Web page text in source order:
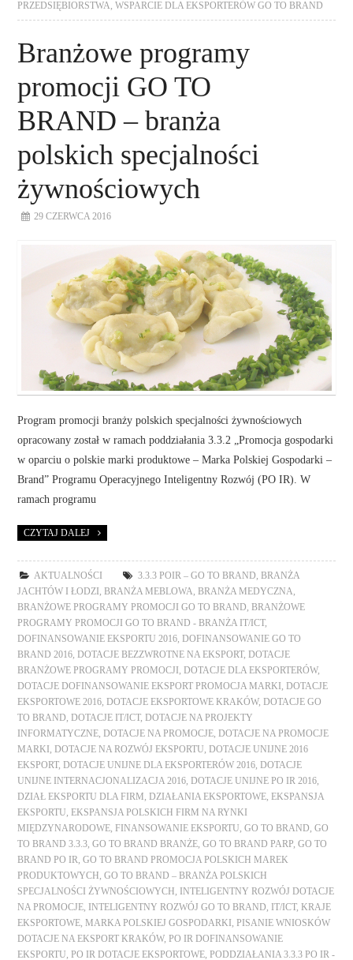
PRZEDSIĘBIORSTWA ,WSPARCIE DLA EKSPORTERÓW GO TO BRAND
Branżowe programy
promocji GO TO
BRAND – branża
polskich specjalności
żywnościowych
29 CZERWCA 2016
Program promocji branży polskich specjalności żywnościowych
opracowany został w ramach poddziałania 3.3.2 „Promocja gospodarki
w oparciu o polskie marki produktowe – Marka Polskiej Gospodarki –
Brand” Programu Operacyjnego Inteligentny Rozwój (PO IR). W
ramach programu
CZYTAJ DALEJ
AKTUALNOŚCI 3.3.3 POIR – GO TO BRAND ,BRANŻA
JACHTÓW I ŁODZI
,BRANŻA MEBLOWA ,BRANŻA MEDYCZNA
BRANŻOWE PROGRAMY PROMOCJI GO TO BRAND ,BRANŻOWE
PROGRAMY PROMOCJI GO TO BRAND - BRANŻA IT/ICT,
DOFINANSOWANIE EKSPORTU 2016 ,DOFINANSOWANIE GO TO
BRAND 2016 ,DOTACJE BEZZWROTNE NA EKSPORT,DOTACJE
BRANŻOWE PROGRAMY PROMOCJI
,DOTACJE DLA EKSPORTERÓW,
DOTACJE DOFINANSOWANIE EKSPORT PROMOCJA MARKI
,DOTACJE
EKSPORTOWE 2016 ,DOTACJE EKSPORTOWE KRAKÓW,DOTACJE GO
TO BRAND ,DOTACJE IT/ICT,DOTACJE NA PROJEKTY
INFORMATYCZNE ,DOTACJE NA PROMOCJE ,DOTACJE NA PROMOCJE
MARKI
,DOTACJE NA ROZWÓJ EKSPORTU ,DOTACJE UNIJNE 2016
EKSPORT,DOTACJE UNIJNE DLA EKSPORTERÓW 2016 ,DOTACJE
UNIJNE INTERNACJONALIZACJA 2016 ,DOTACJE UNIJNE PO IR 2016
DZIAŁ EKSPORTU DLA FIRM ,DZIAŁANIA EKSPORTOWE ,EKSPANSJA
EKSPORTU ,EKSPANSJA POLSKICH FIRM NA RYNKI
MIĘDZYNARODOWE ,FINANSOWANIE EKSPORTU ,GO TO BRAND ,GO
TO BRAND 3.3.3 ,GO TO BRAND BRANŻE ,GO TO BRAND PARP ,GO TO
BRAND PO IR ,GO TO BRAND PROMOCJA POLSKICH MAREK
PRODUKTOWYCH ,GO TO BRAND – BRANŻA POLSKICH
SPECJALNOŚCI ŻYWNOŚCIOWYCH
INTELIGENTNY ROZWÓJ DOTACJE
NA PROMOCJE
INTELIGENTNY ROZWÓJ GO TO BRAND IT/ICT,KRAJE
EKSPORTOWE ,MARKA POLSKIEJ GOSPODARKI ,PISANIE WNIOSKÓW
DOTACJE NA EKSPORT KRAKÓW,PO IR DOFINANSOWANIE
EKSPORTU ,PO IR DOTACJE EKSPORTOWE ,PODDZIAŁANIA 3.3.3 PO IR -